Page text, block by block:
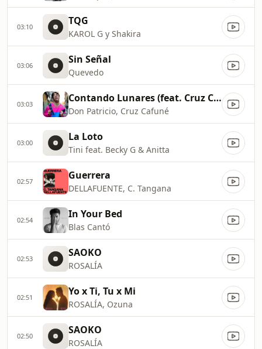
03:10 TQG
KAROL G y Shakira
03:06 Sin Señal
Quevedo
03:03 Contando Lunares (feat. Cruz Cafuné)
Don Patricio, Cruz Cafuné
03:00 La Loto
Tini feat. Becky G & Anitta
02:57 Guerrera
DELLAFUENTE, C. Tangana
02:54 In Your Bed
Blas Cantó
02:53 SAOKO
ROSALÍA
02:51 Yo x Ti, Tu x Mi
ROSALÍA, Ozuna
02:50 SAOKO
ROSALÍA